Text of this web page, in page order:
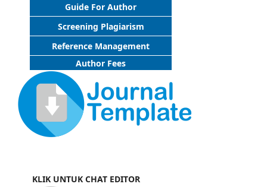
Guide For Author
Screening Plagiarism
Reference Management
Author Fees
KLIK UNTUK CHAT EDITOR